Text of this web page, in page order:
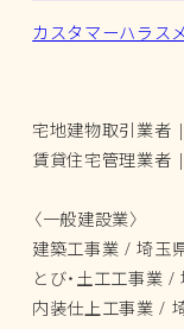
カスタマーハラス
宅地建物取引業者
賃貸住宅管理業者
〈一般建設業〉
建築工事業 / 埼玉
とび・土工工事業 /
内装仕上工事業 /